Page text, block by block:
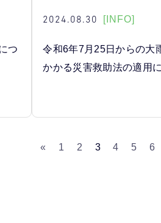
つ
2024.08.30 [INFO]
令和6年7月25日からの大
かかる災害救助法の適用
« 1 2 3 4 5 6